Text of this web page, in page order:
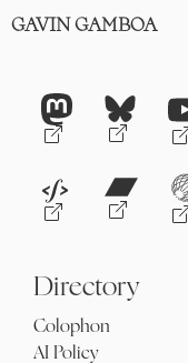
GAVIN GAMBOA
Directory
Colophon
AI Policy